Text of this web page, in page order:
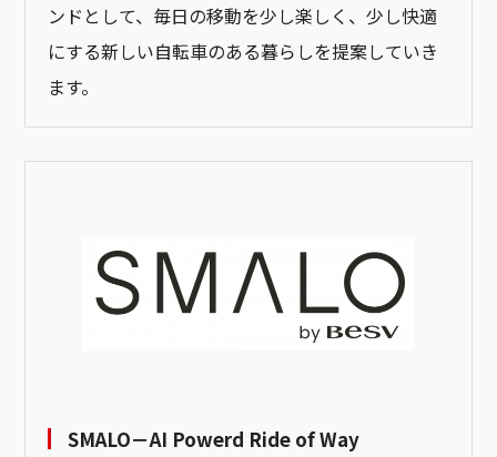
ンドとして、毎日の移動を少し楽しく、少し快適
にする新しい自転車のある暮らしを提案していき
ます。
SMALO－AI Powerd Ride of Way